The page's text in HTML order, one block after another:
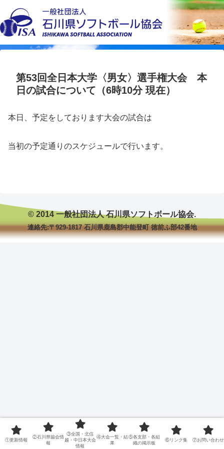
第53回全日本大学〈男女〉選手権大会 本
日の試合について（6時10分 現在）
本日、予定をしております大会の試合は
当初の予定通りのスケジュールで行います。
© 2014 一般社団法人 石川県ソフトボール協会.
連絡先:〒929-1817 石川県鹿島郡中能登町 徳前ふ部42番地
①更新情報
②石川県協会情
報
③全国・北信
越・中日本大会
情報
④大会一覧・結
果
⑤各支部・各組
織の掲示板
⑥リンク集 ⑦お問い合わせ